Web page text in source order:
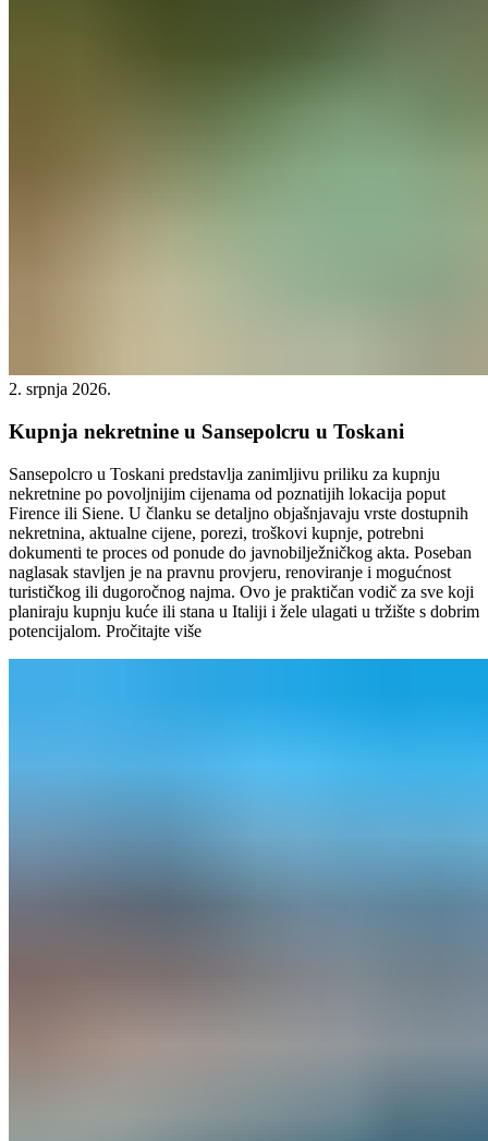
2. srpnja 2026.
Kupnja nekretnine u Sansepolcru u Toskani
Sansepolcro u Toskani predstavlja zanimljivu priliku za kupnju
nekretnine po povoljnijim cijenama od poznatijih lokacija poput
Firence ili Siene. U članku se detaljno objašnjavaju vrste dostupnih
nekretnina, aktualne cijene, porezi, troškovi kupnje, potrebni
dokumenti te proces od ponude do javnobilježničkog akta. Poseban
naglasak stavljen je na pravnu provjeru, renoviranje i mogućnost
turističkog ili dugoročnog najma. Ovo je praktičan vodič za sve koji
planiraju kupnju kuće ili stana u Italiji i žele ulagati u tržište s dobrim
potencijalom. Pročitajte više